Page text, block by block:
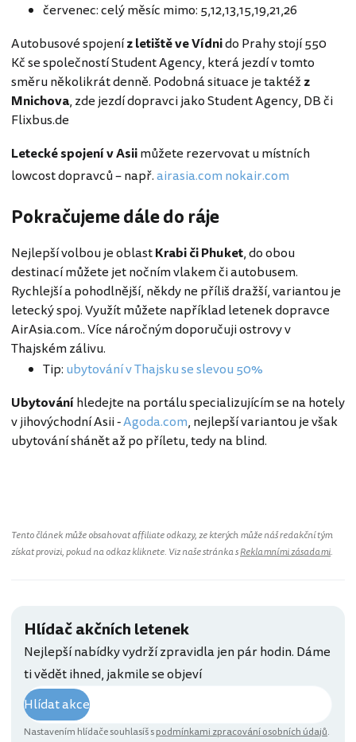
červenec: celý měsíc mimo: 5,12,13,15,19,21,26
Autobusové spojeníz letiště ve Vídnido Prahy stojí 550
Kč se společností Student Agency, která jezdí v tomto
směru několikrát denně. Podobná situace je taktéžz
Mnichova, zde jezdí dopravci jako Student Agency, DB či
Flixbus.de
Letecké spojení v Asiimůžete rezervovat u místních
lowcost dopravců – např.airasia.com nokair.com
Pokračujeme dále do ráje
Nejlepší volbou je oblastKrabi či Phuket, do obou
destinací můžete jet nočním vlakem či autobusem.
Rychlejší a pohodlnější, někdy ne příliš dražší, variantou je
letecký spoj. Využít můžete například letenek dopravce
AirAsia.com.. Více náročným doporučuji ostrovy v
Thajském zálivu.
Tip: ubytování v Thajsku se slevou 50%
Ubytováníhledejte na portálu specializujícím se na hotely
v jihovýchodní Asii -Agoda.com, nejlepší variantou je však
ubytování shánět až po příletu, tedy na blind.
Tento článek může obsahovat affiliate odkazy, ze kterých může náš redakční tým
získat provizi, pokud na odkaz kliknete. Viz naše stránka sReklamními zásadami.
Hlídač akčních letenek
Nejlepší nabídky vydrží zpravidla jen pár hodin. Dáme
ti vědět ihned, jakmile se objeví
Hlídat akce
Nastavením hlídače souhlasíš spodmínkami zpracování osobních údajů.